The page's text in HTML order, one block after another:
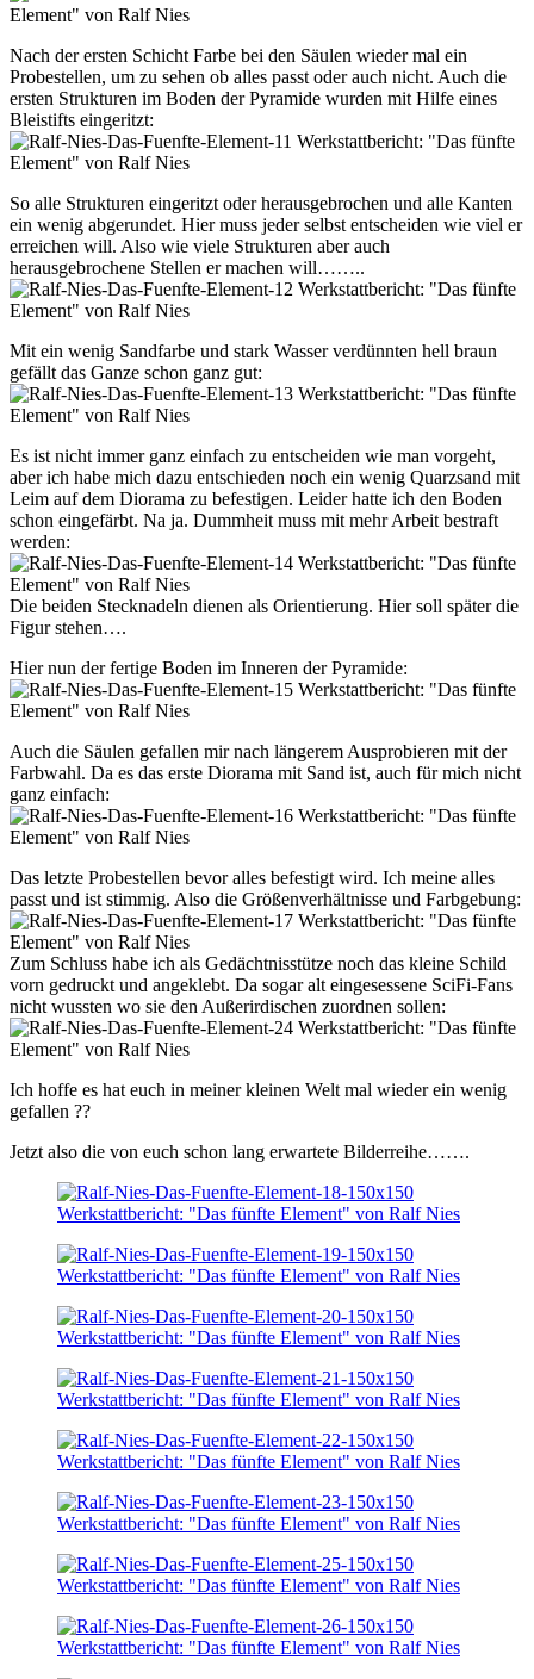
Nach der ersten Schicht Farbe bei den Säulen wieder mal ein
Probestellen, um zu sehen ob alles passt oder auch nicht. Auch die
ersten Strukturen im Boden der Pyramide wurden mit Hilfe eines
Bleistifts eingeritzt:
So alle Strukturen eingeritzt oder herausgebrochen und alle Kanten
ein wenig abgerundet. Hier muss jeder selbst entscheiden wie viel er
erreichen will. Also wie viele Strukturen aber auch
herausgebrochene Stellen er machen will……..
Mit ein wenig Sandfarbe und stark Wasser verdünnten hell braun
gefällt das Ganze schon ganz gut:
Es ist nicht immer ganz einfach zu entscheiden wie man vorgeht,
aber ich habe mich dazu entschieden noch ein wenig Quarzsand mit
Leim auf dem Diorama zu befestigen. Leider hatte ich den Boden
schon eingefärbt. Na ja. Dummheit muss mit mehr Arbeit bestraft
werden:
Die beiden Stecknadeln dienen als Orientierung. Hier soll später die
Figur stehen….
Hier nun der fertige Boden im Inneren der Pyramide:
Auch die Säulen gefallen mir nach längerem Ausprobieren mit der
Farbwahl. Da es das erste Diorama mit Sand ist, auch für mich nicht
ganz einfach:
Das letzte Probestellen bevor alles befestigt wird. Ich meine alles
passt und ist stimmig. Also die Größenverhältnisse und Farbgebung:
Zum Schluss habe ich als Gedächtnisstütze noch das kleine Schild
vorn gedruckt und angeklebt. Da sogar alt eingesessene SciFi-Fans
nicht wussten wo sie den Außerirdischen zuordnen sollen:
Ich hoffe es hat euch in meiner kleinen Welt mal wieder ein wenig
gefallen ??
Jetzt also die von euch schon lang erwartete Bilderreihe…….